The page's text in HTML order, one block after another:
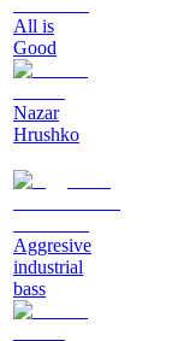
All is
Good
Nazar
Hrushko
Aggresive
industrial
bass